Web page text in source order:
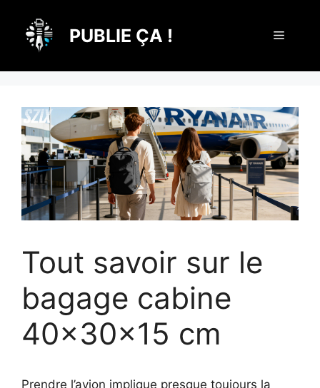
contenu
PUBLIE ÇA ! Menu
Tout savoir sur le
bagage cabine
40x30x15 cm
Prendre l’avion implique presque toujours la